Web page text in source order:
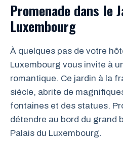
Promenade dans le
Luxembourg
À quelques pas de votre
Luxembourg vous invite à
romantique. Ce jardin à la
siècle, abrite de
fontaines et des statues.
détendre au bord du grand
Palais du Luxembourg.